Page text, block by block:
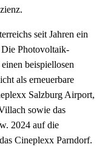
seit Jahren ein
Die Photovoltaik-
beispiellosen
als erneuerbare
Salzburg Airport,
sowie das
2024 auf die
Cineplexx Parndorf.